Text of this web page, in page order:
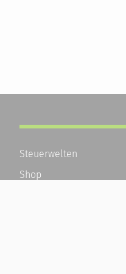
Steuerwelten
Shop